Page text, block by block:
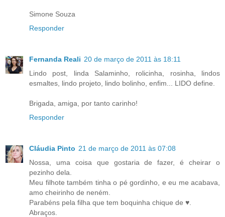
Simone Souza
Responder
Fernanda Reali 20 de março de 2011 às 18:11
Lindo post, linda Salaminho, rolicinha, rosinha, lindos
esmaltes, lindo projeto, lindo bolinho, enfim... LIDO define.
Brigada, amiga, por tanto carinho!
Responder
Cláudia Pinto 21 de março de 2011 às 07:08
Nossa, uma coisa que gostaria de fazer, é cheirar o
pezinho dela.
Meu filhote também tinha o pé gordinho, e eu me acabava,
amo cheirinho de neném.
Parabéns pela filha que tem boquinha chique de ♥.
Abraços.